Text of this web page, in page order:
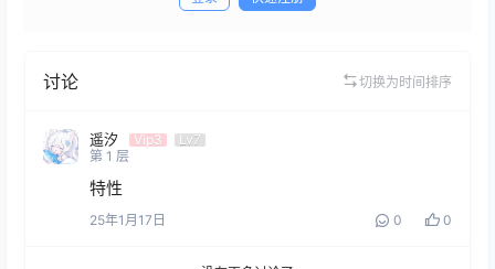
讨论 切换为时间排序
遥汐 Vip3
Lv7
第 1 层
特性
25年1月17日 0 0